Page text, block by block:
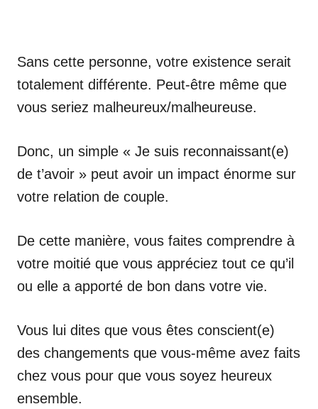
Sans cette personne, votre existence serait
totalement différente. Peut-être même que
vous seriez malheureux/malheureuse.
Donc, un simple « Je suis reconnaissant(e)
de t’avoir » peut avoir un impact énorme sur
votre relation de couple.
De cette manière, vous faites comprendre à
votre moitié que vous appréciez tout ce qu’il
ou elle a apporté de bon dans votre vie.
Vous lui dites que vous êtes conscient(e)
des changements que vous-même avez faits
chez vous pour que vous soyez heureux
ensemble.